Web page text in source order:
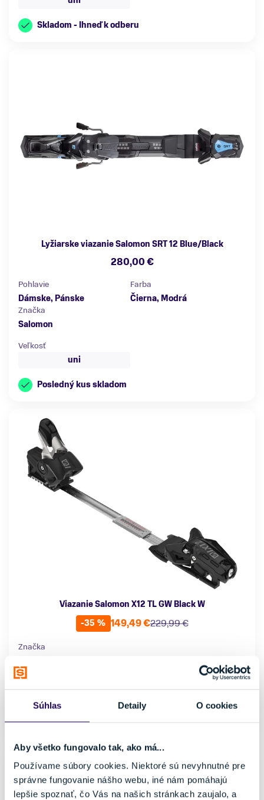
Súhlas Detaily O cookies
Aby všetko fungovalo tak, ako má...
Používame súbory cookies. Niektoré sú nevyhnutné pre
správne fungovanie nášho webu, iné nám pomáhajú
lepšie spoznať, čo Vás na našich stránkach zaujalo, a
Skladom - Ihneď k odberu
Lyžiarske viazanie Salomon SRT 12 Blue/Black
280,00 €
Pohlavie
Dámske, Pánske
Farba
Čierna, Modrá
Značka
Salomon
Veľkosť
uni
Posledný kus skladom
Viazanie Salomon X12 TL GW Black W
-35 %
229,99 €
149,49 €
Značka
Veľkosť
Skladom - Ihneď k odberu